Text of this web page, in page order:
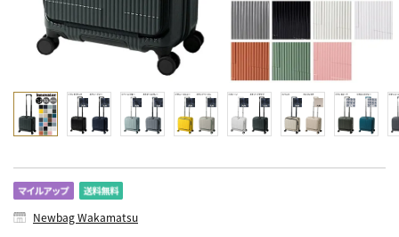
Newbag Wakamatsu